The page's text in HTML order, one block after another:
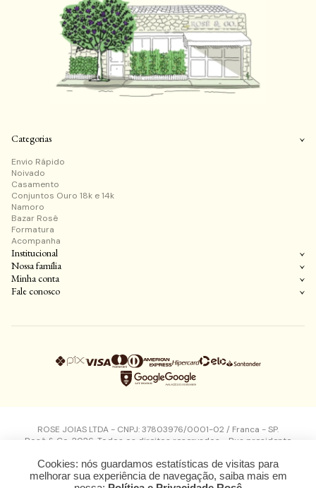
Categorias
Envio Rápido
Noivado
Casamento
Conjuntos Ouro 18k e 14k
Namoro
Bazar Rosê
Formatura
Acompanha
Institucional
Nossa família
Minha conta
Fale conosco
ROSE JOIAS LTDA - CNPJ: 37803976/0001-02 / Franca - SP.
Rosê & Co. 2026. Todos os direitos reservados - Rua presidente
Design, desenvolvimento e plataforma
Cookies: nós guardamos estatísticas de visitas para
melhorar sua experiência de navegação, saiba mais em